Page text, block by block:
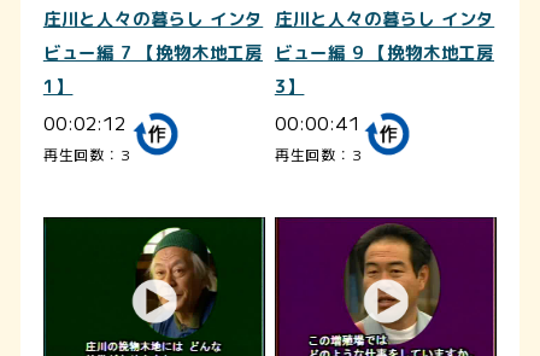
庄川と人々の暮らし インタ
ビュー編 7 【挽物木地工房
1】
00:02:12
再生回数：3
庄川と人々の暮らし インタ
ビュー編 9 【挽物木地工房
3】
00:00:41
再生回数：3